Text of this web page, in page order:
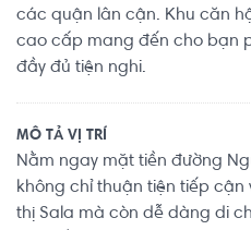
các quận lân cận. Khu căn
cao cấp mang đến cho bạn
đầy đủ tiện nghi.
MÔ TẢ VỊ TRÍ
Nằm ngay mặt tiền đường
không chỉ thuận tiện tiếp
thị Sala mà còn dễ dàng di